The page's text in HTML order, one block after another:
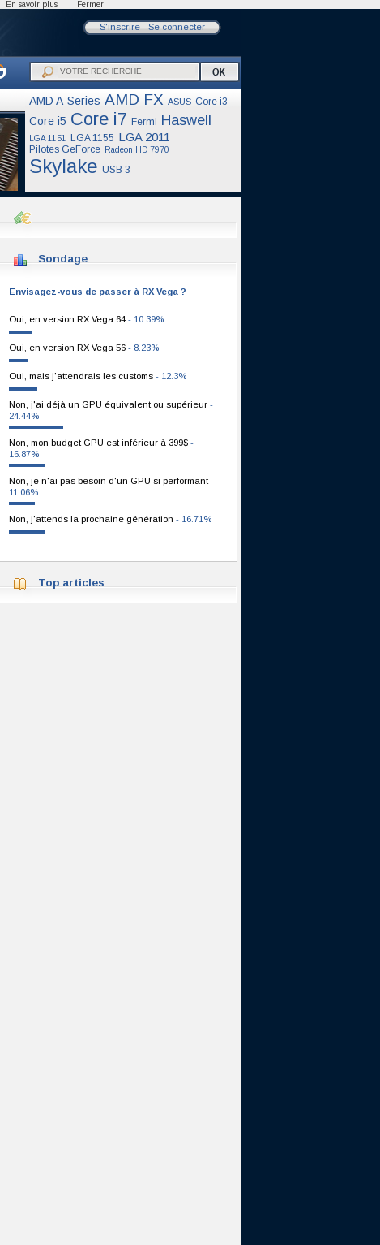
S'inscrire- Se connecter
AMD A-Series AMD FX ASUS Core i3
Core i5 Core i7 Fermi Haswell
LGA 1151 LGA 1155 LGA 2011
Pilotes GeForce Radeon HD 7970
Skylake USB 3
Sondage
Envisagez-vous de passer à RX Vega ?
Oui, en version RX Vega 64 - 10.39%
Oui, en version RX Vega 56 - 8.23%
Oui, mais j'attendrais les customs - 12.3%
Non, j'ai déjà un GPU équivalent ou supérieur -
24.44%
Non, mon budget GPU est inférieur à 399$ -
16.87%
Non, je n'ai pas besoin d'un GPU si performant -
11.06%
Non, j'attends la prochaine génération - 16.71%
Top articles
En savoir plus Fermer